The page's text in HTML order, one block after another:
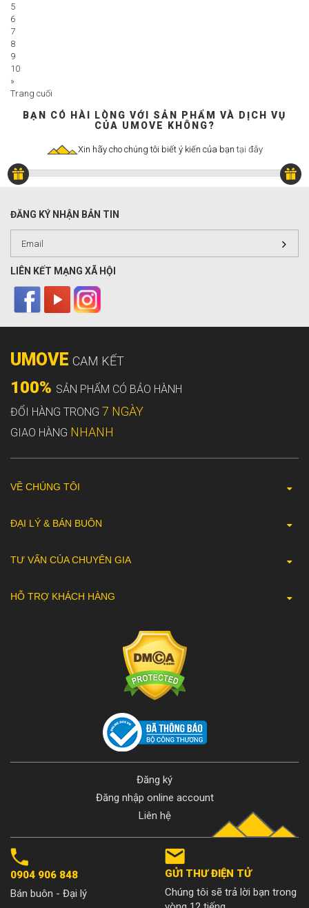
5
6
7
8
9
10
»
Trang cuối
BẠN CÓ HÀI LÒNG VỚI SẢN PHẨM VÀ DỊCH VỤ
CỦA UMOVE KHÔNG?
Xin hãy cho chúng tôi biết ý kiến của bạn tại đây
ĐĂNG KÝ NHẬN BẢN TIN
LIÊN KẾT MẠNG XÃ HỘI
UMOVE CAM KẾT
100% SẢN PHẨM CÓ BẢO HÀNH
ĐỔI HÀNG TRONG 7 NGÀY
GIAO HÀNG NHANH
VỀ CHÚNG TÔI
ĐẠI LÝ & BÁN BUÔN
TƯ VẤN CỦA CHUYÊN GIA
HỖ TRỢ KHÁCH HÀNG
Đăng ký
Đăng nhập online account
Liên hệ
0904 906 848
Bán buôn - Đại lý
GỬI THƯ ĐIỆN TỬ
Chúng tôi sẽ trả lời bạn trong